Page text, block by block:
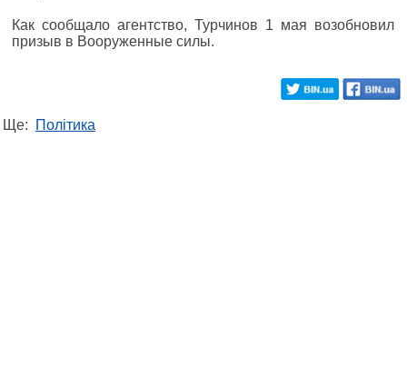
Как сообщало агентство, Турчинов 1 мая возобновил
призыв в Вооруженные силы.
Ще: Політика